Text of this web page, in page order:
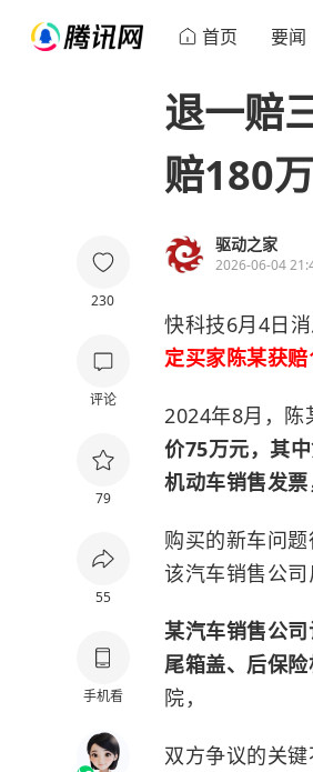
首页 要闻
230
评论
79
55
手机看
退一赔
赔180万
驱动之家
2026-06-04
快科技6月4日
定买家陈某获
2024年8月，陈
价75万元，其
机动车销售发
购买的新车问
该汽车销售公司
某汽车销售公
尾箱盖、后保险
院，
双方争议的关